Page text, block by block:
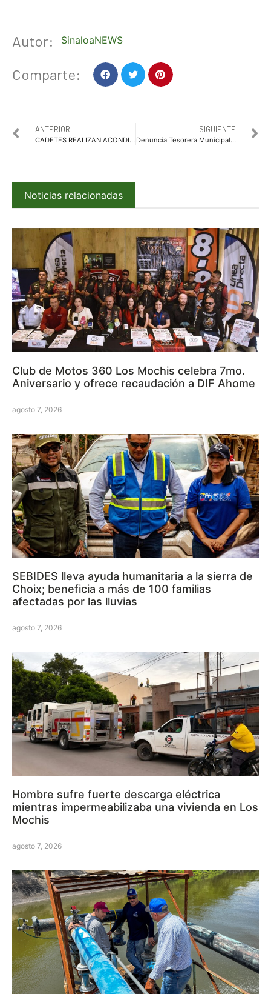
Autor: SinaloaNEWS
Comparte:
ANTERIOR
CADETES REALIZAN ACONDICIONAMIENTO FÍSICO EN EL CERRO DE LA MEMORIA
SIGUIENTE
Denuncia Tesorera Municipal a regidores ante el Tribunal de Justicia Administrativa
Noticias relacionadas
Club de Motos 360 Los Mochis celebra 7mo.
Aniversario y ofrece recaudación a DIF Ahome
agosto 7, 2026
SEBIDES lleva ayuda humanitaria a la sierra de
Choix; beneficia a más de 100 familias
afectadas por las lluvias
agosto 7, 2026
Hombre sufre fuerte descarga eléctrica
mientras impermeabilizaba una vivienda en Los
Mochis
agosto 7, 2026